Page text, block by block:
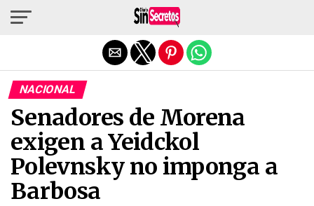
NACIONAL
Senadores de Morena
exigen a Yeidckol
Polevnsky no imponga a
Barbosa
Salir de la versión móvil